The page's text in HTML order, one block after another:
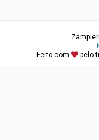
Feito com
pelo